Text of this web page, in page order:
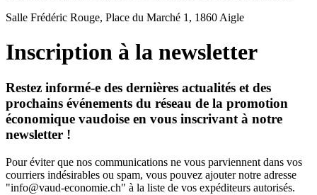
Salle Frédéric Rouge, Place du Marché 1, 1860 Aigle
Inscription à la newsletter
Restez informé-e des dernières actualités et des
prochains événements du réseau de la promotion
économique vaudoise en vous inscrivant à notre
newsletter !
Pour éviter que nos communications ne vous parviennent dans vos
courriers indésirables ou spam, vous pouvez ajouter notre adresse
"info@vaud-economie.ch" à la liste de vos expéditeurs autorisés.